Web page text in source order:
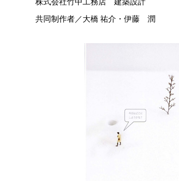
株式会社竹中工務店 建築設計
共同制作者／大橋 祐介・伊藤 潤